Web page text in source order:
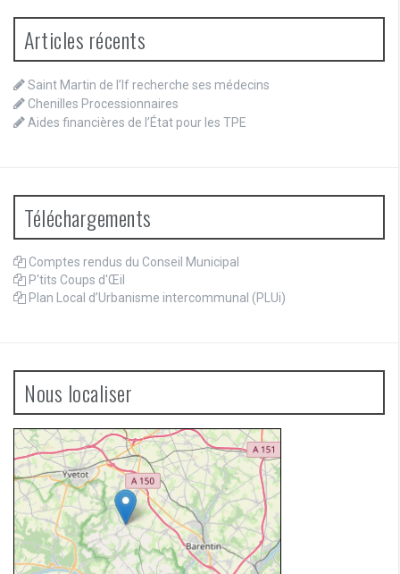
Articles récents
Saint Martin de l’If recherche ses médecins
Chenilles Processionnaires
Aides financières de l’État pour les TPE
Téléchargements
Comptes rendus du Conseil Municipal
P'tits Coups d'Œil
Plan Local d’Urbanisme intercommunal (PLUi)
Nous localiser